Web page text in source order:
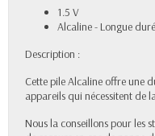
1.5 V
Alcaline - Longue
Description :
Cette pile Alcaline offre une
appareils qui nécessitent de
Nous la conseillons pour les